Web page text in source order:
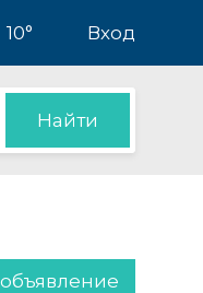
10° Вход
Найти